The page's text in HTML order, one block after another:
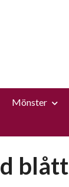
Mönster
blått